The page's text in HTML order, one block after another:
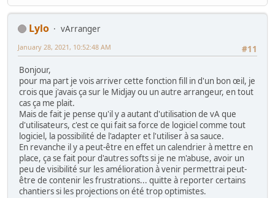
Lylo
vArranger
#11
January 28, 2021, 10:52:48 AM
Bonjour,
pour ma part je vois arriver cette fonction fill in d'un bon œil, je
crois que j'avais ça sur le Midjay ou un autre arrangeur, en tout
cas ça me plait.
Mais de fait je pense qu'il y a autant d'utilisation de vA que
d'utilisateurs, c'est ce qui fait sa force de logiciel comme tout
logiciel, la possibilité de l'adapter et l'utiliser à sa sauce.
En revanche il y a peut-être en effet un calendrier à mettre en
place, ça se fait pour d'autres softs si je ne m'abuse, avoir un
peu de visibilité sur les amélioration à venir permettrai peut-
être de contenir les frustrations... quitte à reporter certains
chantiers si les projections on été trop optimistes.